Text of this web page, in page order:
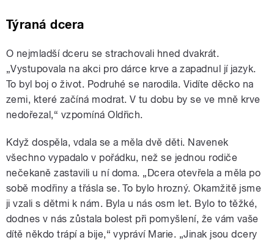
Týraná dcera
O nejmladší dceru se strachovali hned dvakrát.
„Vystupovala na akci pro dárce krve a zapadnul jí jazyk.
To byl boj o život. Podruhé se narodila. Vidíte děcko na
zemi, které začíná modrat. V tu dobu by se ve mně krve
nedořezal,“ vzpomíná Oldřich.
Když dospěla, vdala se a měla dvě děti. Navenek
všechno vypadalo v pořádku, než se jednou rodiče
nečekaně zastavili u ní doma. „Dcera otevřela a měla po
sobě modřiny a třásla se. To bylo hrozný. Okamžitě jsme
ji vzali s dětmi k nám. Byla u nás osm let. Bylo to těžké,
dodnes v nás zůstala bolest při pomyšlení, že vám vaše
dítě někdo trápí a bije,“ vypráví Marie. „Jinak jsou dcery